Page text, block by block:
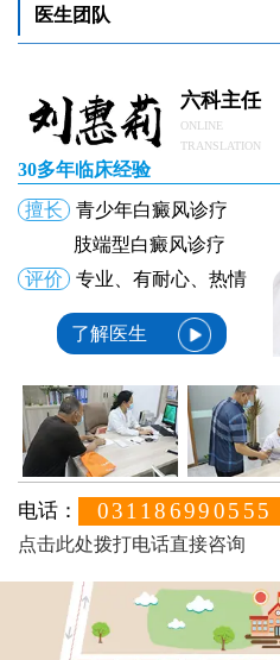
医生团队
六科主任
ONLINE
TRANSLATION
30多年临床经验
擅长
青少年白癜风诊疗
肢端型白癜风诊疗
评价
专业、有耐心、热情
了解医生
电话： 031186990555
点击此处拨打电话直接咨询